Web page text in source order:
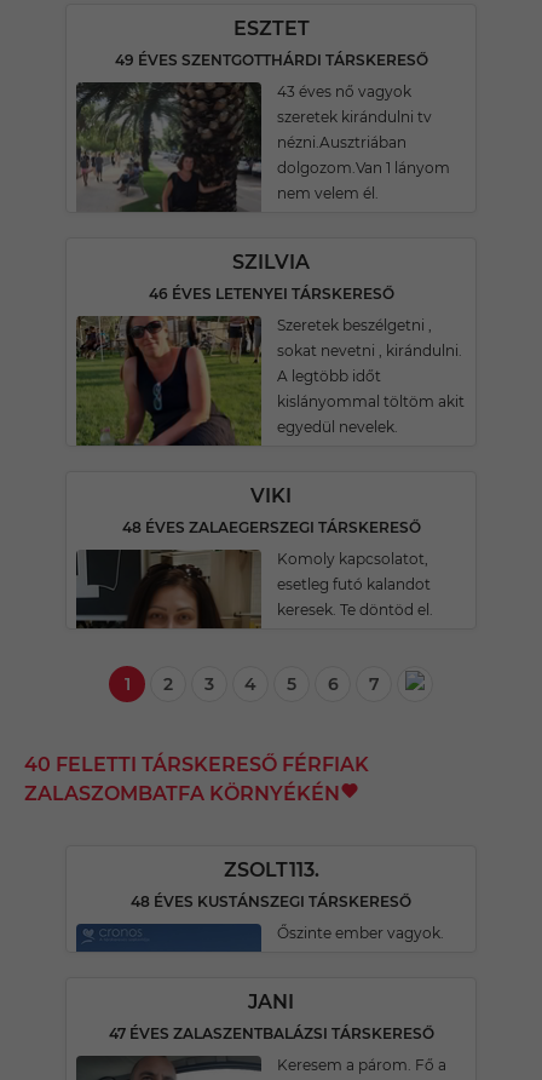
ESZTET
49 ÉVES SZENTGOTTHÁRDI TÁRSKERESŐ
43 éves nő vagyok
szeretek kirándulni tv
nézni.Ausztriában
dolgozom.Van 1 lányom
nem velem él.
SZILVIA
46 ÉVES LETENYEI TÁRSKERESŐ
Szeretek beszélgetni ,
sokat nevetni , kirándulni.
A legtöbb időt
kislányommal töltöm akit
egyedül nevelek.
VIKI
48 ÉVES ZALAEGERSZEGI TÁRSKERESŐ
Komoly kapcsolatot,
esetleg futó kalandot
keresek. Te döntöd el.
1 2 3 4 5 6 7
40 FELETTI TÁRSKERESŐ FÉRFIAK
ZALASZOMBATFA KÖRNYÉKÉN
ZSOLT113.
48 ÉVES KUSTÁNSZEGI TÁRSKERESŐ
Őszinte ember vagyok.
JANI
47 ÉVES ZALASZENTBALÁZSI TÁRSKERESŐ
Keresem a párom. Fő a